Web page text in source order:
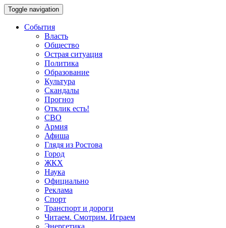
Toggle navigation
События
Власть
Общество
Острая ситуация
Политика
Образование
Культура
Скандалы
Прогноз
Отклик есть!
СВО
Армия
Афиша
Глядя из Ростова
Город
ЖКХ
Наука
Официально
Реклама
Спорт
Транспорт и дороги
Читаем. Смотрим. Играем
Энергетика